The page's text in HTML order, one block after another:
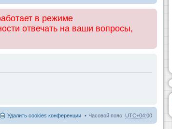
в режиме
отвечать на ваши вопросы,
Часовой пояс: UTC+04:00
Удалить cookies конференции